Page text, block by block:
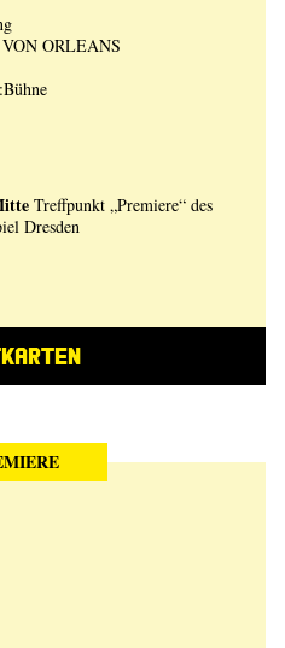
ORLEANS
Treffpunkt „Premiere“ des
Dresden